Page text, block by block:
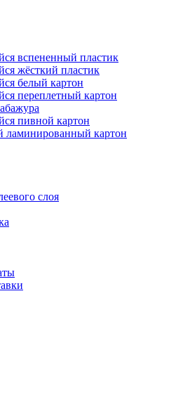
вспененный пластик
жёсткий пластик
белый картон
переплетный картон
пивной картон
ламинированный картон
слоя